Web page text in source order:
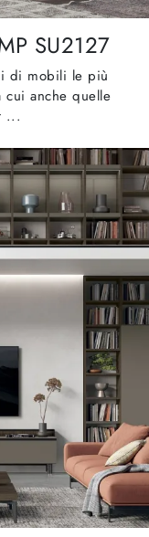
SU2127
di mobili le più
anche quelle
...